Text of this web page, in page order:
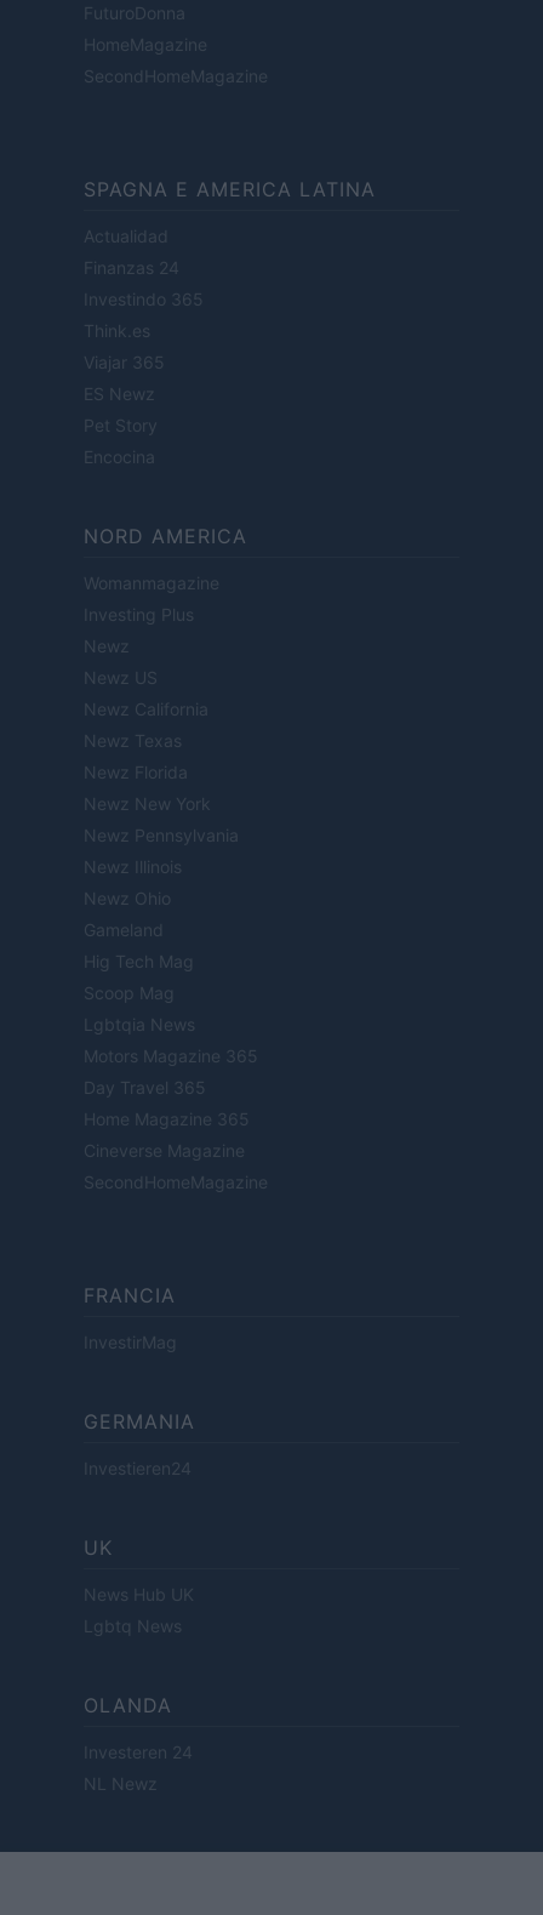
FuturoDonna
HomeMagazine
SecondHomeMagazine
SPAGNA E AMERICA LATINA
Actualidad
Finanzas 24
Investindo 365
Think.es
Viajar 365
ES Newz
Pet Story
Encocina
NORD AMERICA
Womanmagazine
Investing Plus
Newz
Newz US
Newz California
Newz Texas
Newz Florida
Newz New York
Newz Pennsylvania
Newz Illinois
Newz Ohio
Gameland
Hig Tech Mag
Scoop Mag
Lgbtqia News
Motors Magazine 365
Day Travel 365
Home Magazine 365
Cineverse Magazine
SecondHomeMagazine
FRANCIA
InvestirMag
GERMANIA
Investieren24
UK
News Hub UK
Lgbtq News
OLANDA
Investeren 24
NL Newz